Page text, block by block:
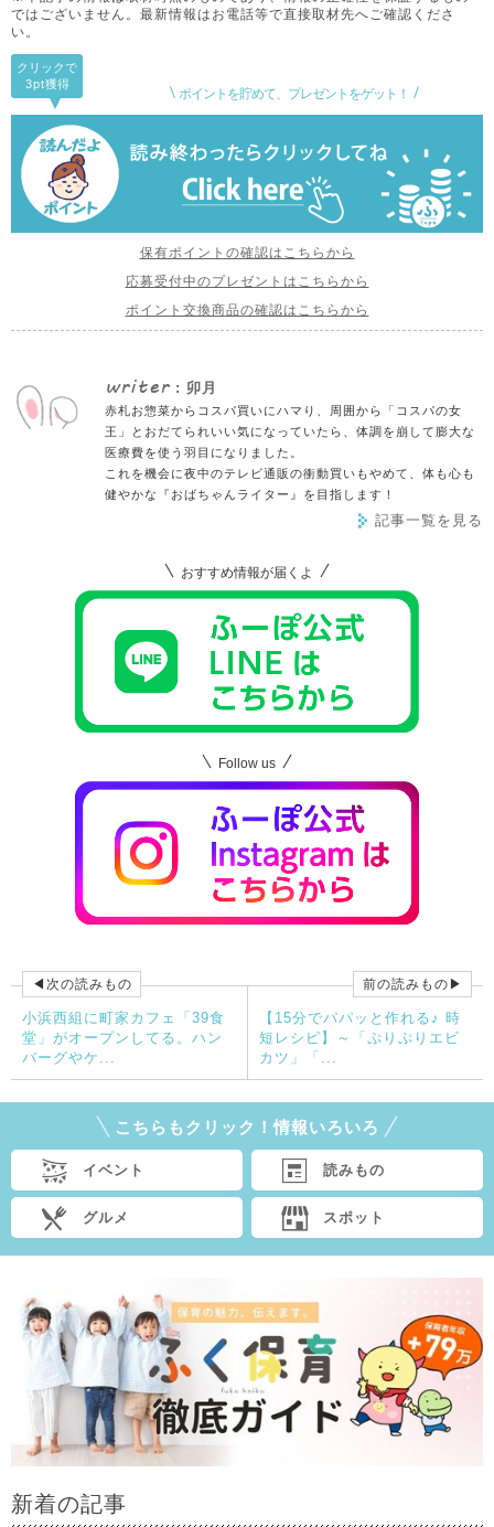
ではございません。 最新情報はお電話等で直接取材先へご確認くださ
い。
ポイントを貯めて、プレゼントをゲット！
クリックで
3pt獲得
保有ポイントの確認はこちらから
応募受付中のプレゼントはこちらから
ポイント交換商品の確認はこちらから
writer : 卯月
赤札お惣菜からコスパ買いにハマり、周囲から「コスパの女
王」とおだてられいい気になっていたら、体調を崩して膨大な
医療費を使う羽目になりました。
これを機会に夜中のテレビ通販の衝動買いもやめて、体も心も
健やかな『おばちゃんライター』を目指します！
記事一覧を見る
おすすめ情報が届くよ
Follow us
◀次の読みもの
小浜西組に町家カフェ「39食
堂」がオープンしてる。ハン
バーグやケ...
前の読みもの▶
【15分でパパッと作れる♪ 時
短レシピ】～「ぷりぷりエビ
カツ」「...
こちらもクリック！情報いろいろ
イベント 読みもの
グルメ スポット
新着の記事